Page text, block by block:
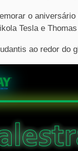
o
Tesla e
ao redor do